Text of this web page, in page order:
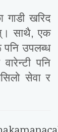
गाडी खरिद
साथै, एक
पनि उपलब्ध
पनि
सेवा र